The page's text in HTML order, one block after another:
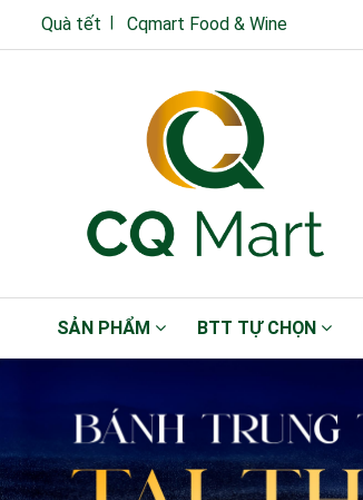
Quà tết Cqmart Food & Wine
SẢN PHẨM BTT TỰ CHỌN